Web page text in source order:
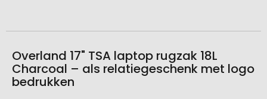
Overland 17" TSA laptop rugzak 18L
Charcoal – als relatiegeschenk met logo
bedrukken